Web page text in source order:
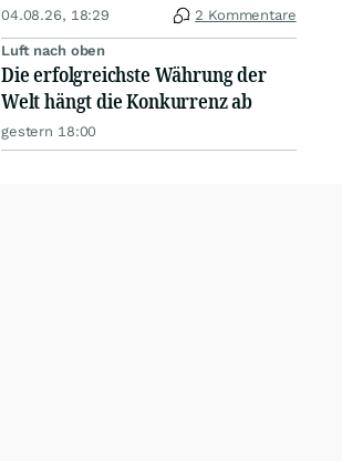
04.08.26, 18:29 2 Kommentare
Luft nach oben
Die erfolgreichste Währung der
Welt hängt die Konkurrenz ab
gestern 18:00